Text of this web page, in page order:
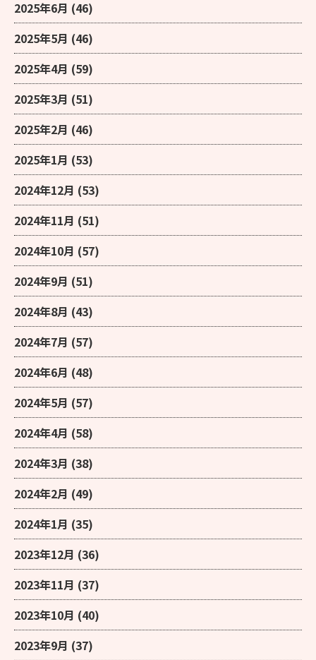
2025年6月 (46)
2025年5月 (46)
2025年4月 (59)
2025年3月 (51)
2025年2月 (46)
2025年1月 (53)
2024年12月 (53)
2024年11月 (51)
2024年10月 (57)
2024年9月 (51)
2024年8月 (43)
2024年7月 (57)
2024年6月 (48)
2024年5月 (57)
2024年4月 (58)
2024年3月 (38)
2024年2月 (49)
2024年1月 (35)
2023年12月 (36)
2023年11月 (37)
2023年10月 (40)
2023年9月 (37)